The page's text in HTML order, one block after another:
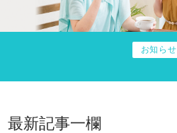
お知らせ
最新記事一欄